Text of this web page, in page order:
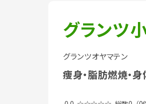
グランツ
グランツオヤマテン
痩身・脂肪燃焼・